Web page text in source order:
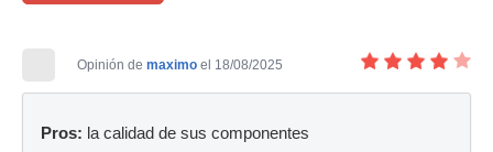
Opinión de maximo el 18/08/2025
Pros: la calidad de sus componentes